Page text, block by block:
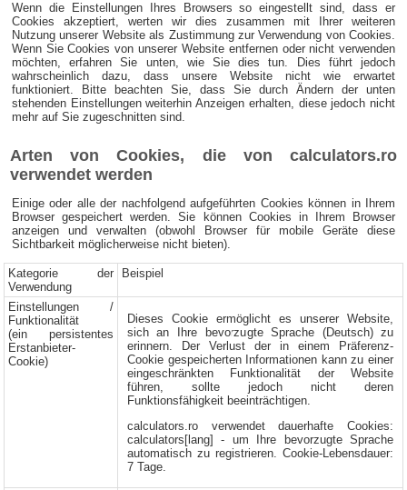
Wenn die Einstellungen Ihres Browsers so eingestellt sind, dass er
Cookies akzeptiert, werten wir dies zusammen mit Ihrer weiteren
Nutzung unserer Website als Zustimmung zur Verwendung von Cookies.
Wenn Sie Cookies von unserer Website entfernen oder nicht verwenden
möchten, erfahren Sie unten, wie Sie dies tun. Dies führt jedoch
wahrscheinlich dazu, dass unsere Website nicht wie erwartet
funktioniert. Bitte beachten Sie, dass Sie durch Ändern der unten
stehenden Einstellungen weiterhin Anzeigen erhalten, diese jedoch nicht
mehr auf Sie zugeschnitten sind.
Arten von Cookies, die von calculators.ro
verwendet werden
Einige oder alle der nachfolgend aufgeführten Cookies können in Ihrem
Browser gespeichert werden. Sie können Cookies in Ihrem Browser
anzeigen und verwalten (obwohl Browser für mobile Geräte diese
Sichtbarkeit möglicherweise nicht bieten).
Kategorie der
Verwendung
Beispiel
Einstellungen /
Funktionalität
(ein persistentes
Erstanbieter-
Cookie)
Dieses Cookie ermöglicht es unserer Website,
sich an Ihre bevorzugte Sprache (Deutsch) zu
erinnern. Der Verlust der in einem Präferenz-
Cookie gespeicherten Informationen kann zu einer
eingeschränkten Funktionalität der Website
führen, sollte jedoch nicht deren
Funktionsfähigkeit beeinträchtigen.
calculators.ro verwendet dauerhafte Cookies:
calculators[lang] - um Ihre bevorzugte Sprache
automatisch zu registrieren. Cookie-Lebensdauer:
7 Tage.